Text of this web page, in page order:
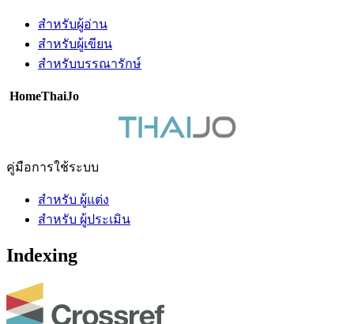
สำหรับผู้อ่าน
สำหรับผู้เขียน
สำหรับบรรณารักษ์
HomeThaiJo
คู่มือการใช้ระบบ
สำหรับ ผู้แต่ง
สำหรับ ผู้ประเมิน
Indexing